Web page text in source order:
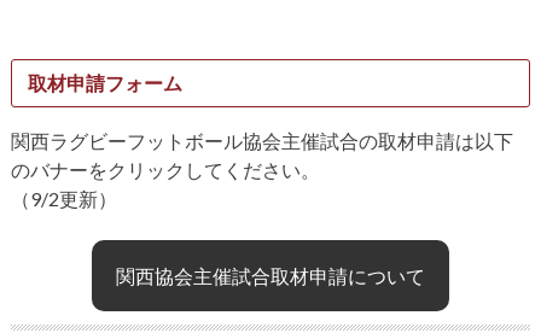
取材申請フォーム
関西ラグビーフットボール協会主催試合の取材申請は以下
のバナーをクリックしてください。
（9/2更新）
関西協会主催試合取材申請について